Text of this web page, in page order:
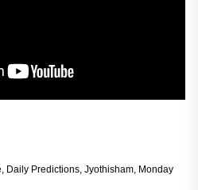
Daily Predictions Jyothisham Monday